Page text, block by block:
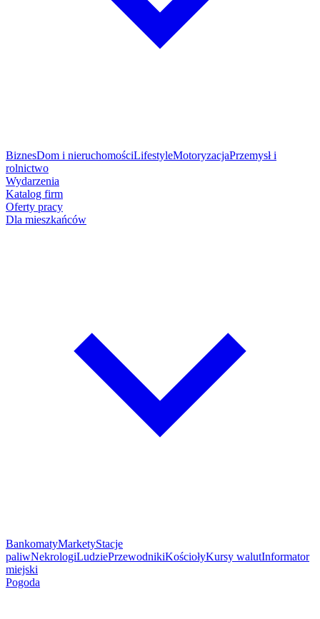
BiznesDom i nieruchomościLifestyleMotoryzacjaPrzemysł i
rolnictwo
Wydarzenia
Katalog firm
Oferty pracy
Dla mieszkańców
BankomatyMarketyStacje
paliwNekrologiLudziePrzewodnikiKościołyKursy walutInformator
miejski
Pogoda